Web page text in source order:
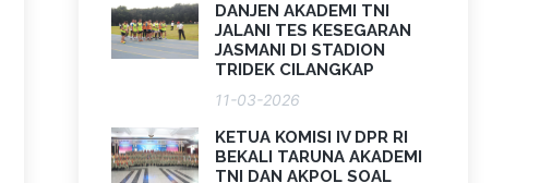
DANJEN AKADEMI TNI
JALANI TES KESEGARAN
JASMANI DI STADION
TRIDEK CILANGKAP
11-03-2026
KETUA KOMISI IV DPR RI
BEKALI TARUNA AKADEMI
TNI DAN AKPOL SOAL